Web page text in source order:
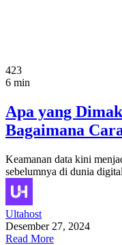
423
6 min
Apa yang
Bagaimana
Keamanan data kini
sebelumnya di dunia
Ultahost
Desember 27, 2024
Read More